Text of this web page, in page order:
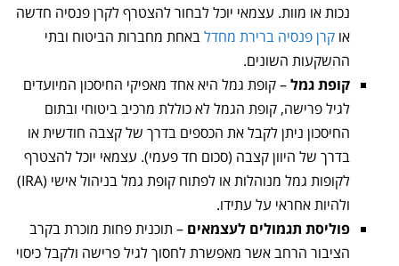
נכות או מוות. עצמאי יוכל לבחור להצטרף לקרן פנסיה חדשה
או קרן פנסיה ברירת מחדלבאחת מחברות הביטוח ובתי
ההשקעות השונים.
קופת גמל– קופת גמל היא אחד מאפיקי החיסכון המיועדים
לגיל פרישה, קופת הגמל לא כוללת מרכיב ביטוחי ובתום
החיסכון ניתן לקבל את הכספים בדרך של קצבה חודשית או
בדרך של היוון קצבה (סכום חד פעמי). עצמאי יוכל להצטרף
לקופות גמל מנוהלות או לפתוח קופת גמל בניהול אישי (IRA)
ולהיות אחראי על עתידו.
פוליסת תגמולים לעצמאים – תוכנית פחות מוכרת בקרב
הציבור הרחב אשר מאפשרת לחסוך לגיל פרישה ולקבל כיסוי